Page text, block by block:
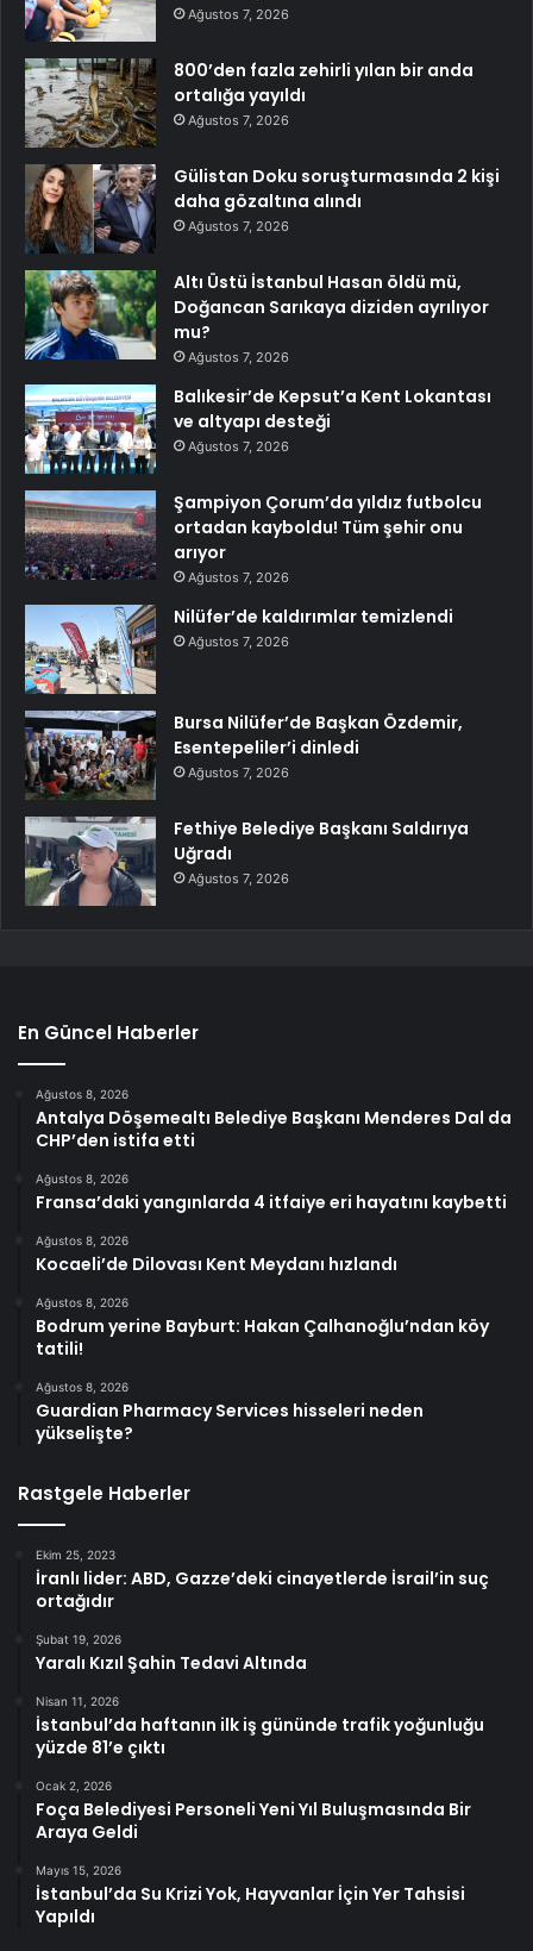
Ağustos 7, 2026
800’den fazla zehirli yılan bir anda
ortalığa yayıldı
Ağustos 7, 2026
Gülistan Doku soruşturmasında 2 kişi
daha gözaltına alındı
Ağustos 7, 2026
Altı Üstü İstanbul Hasan öldü mü,
Doğancan Sarıkaya diziden ayrılıyor
mu?
Ağustos 7, 2026
Balıkesir’de Kepsut’a Kent Lokantası
ve altyapı desteği
Ağustos 7, 2026
Şampiyon Çorum’da yıldız futbolcu
ortadan kayboldu! Tüm şehir onu
arıyor
Ağustos 7, 2026
Nilüfer’de kaldırımlar temizlendi
Ağustos 7, 2026
Bursa Nilüfer’de Başkan Özdemir,
Esentepeliler’i dinledi
Ağustos 7, 2026
Fethiye Belediye Başkanı Saldırıya
Uğradı
Ağustos 7, 2026
En Güncel Haberler
Ağustos 8, 2026
Antalya Döşemealtı Belediye Başkanı Menderes Dal da
CHP’den istifa etti
Ağustos 8, 2026
Fransa’daki yangınlarda 4 itfaiye eri hayatını kaybetti
Ağustos 8, 2026
Kocaeli’de Dilovası Kent Meydanı hızlandı
Ağustos 8, 2026
Bodrum yerine Bayburt: Hakan Çalhanoğlu’ndan köy
tatili!
Ağustos 8, 2026
Guardian Pharmacy Services hisseleri neden
yükselişte?
Rastgele Haberler
Ekim 25, 2023
İranlı lider: ABD, Gazze’deki cinayetlerde İsrail’in suç
ortağıdır
Şubat 19, 2026
Yaralı Kızıl Şahin Tedavi Altında
Nisan 11, 2026
İstanbul’da haftanın ilk iş gününde trafik yoğunluğu
yüzde 81’e çıktı
Ocak 2, 2026
Foça Belediyesi Personeli Yeni Yıl Buluşmasında Bir
Araya Geldi
Mayıs 15, 2026
İstanbul’da Su Krizi Yok, Hayvanlar İçin Yer Tahsisi
Yapıldı